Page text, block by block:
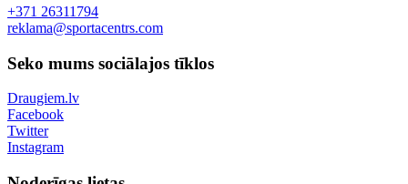
+371 26311794
reklama@sportacentrs.com
Seko mums sociālajos tīklos
Draugiem.lv
Facebook
Twitter
Instagram